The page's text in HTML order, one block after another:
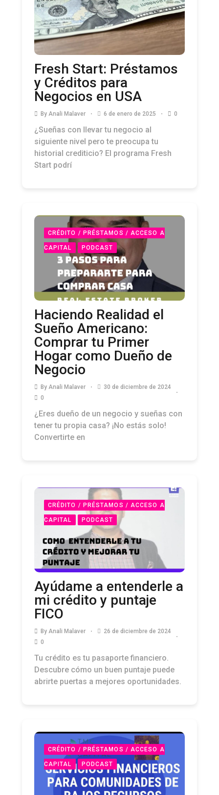
Fresh Start: Préstamos
y Créditos para
Negocios en USA
By Anali Malaver 6 de enero de 2025 0
¿Sueñas con llevar tu negocio al
siguiente nivel pero te preocupa tu
historial crediticio? El programa Fresh
Start podrí
CRÉDITO / PRÉSTAMOS / ACCESO A
CAPITAL PODCAST
Haciendo Realidad el
Sueño Americano:
Comprar tu Primer
Hogar como Dueño de
Negocio
By Anali Malaver
30 de diciembre de 2024
0
¿Eres dueño de un negocio y sueñas con
tener tu propia casa? ¡No estás solo!
Convertirte en
CRÉDITO / PRÉSTAMOS / ACCESO A
CAPITAL PODCAST
Ayúdame a entenderle a
mi crédito y puntaje
FICO
By Anali Malaver
26 de diciembre de 2024
0
Tu crédito es tu pasaporte financiero.
Descubre cómo un buen puntaje puede
abrirte puertas a mejores oportunidades.
CRÉDITO / PRÉSTAMOS / ACCESO A
CAPITAL PODCAST